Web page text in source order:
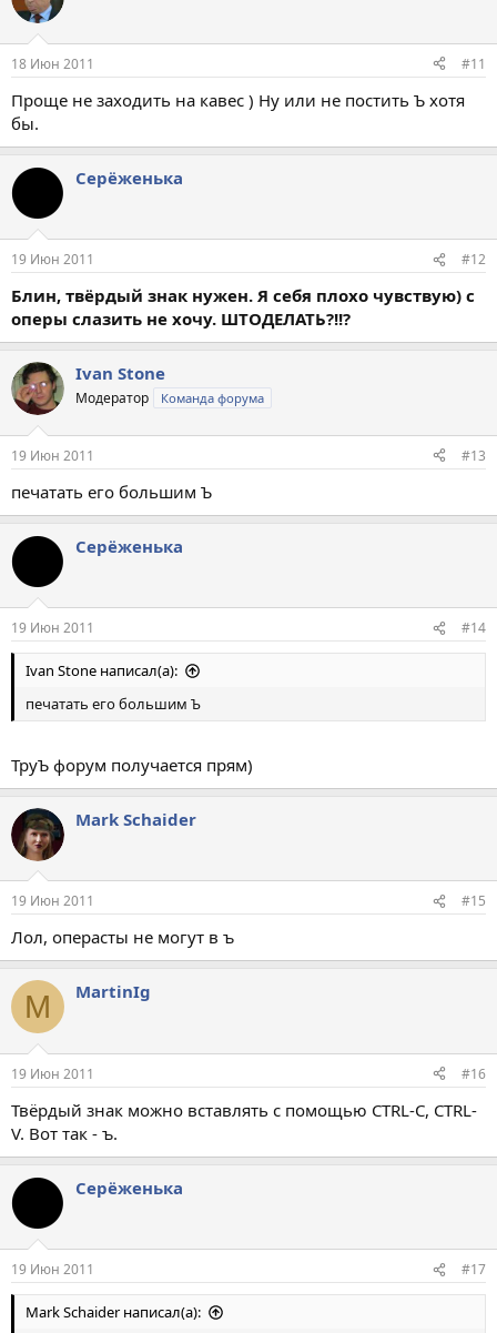
18 Июн 2011 #11
Проще не заходить на кавес ) Ну или не постить Ъ хотя
бы.
Серёженька
19 Июн 2011 #12
Блин, твёрдый знак нужен. Я себя плохо чувствую) с
оперы слазить не хочу. ШТОДЕЛАТЬ?!!?
Ivan Stone
Модератор Команда форума
19 Июн 2011 #13
печатать его большим Ъ
Серёженька
19 Июн 2011 #14
Ivan Stone написал(а):
печатать его большим Ъ
ТруЪ форум получается прям)
Mark Schaider
19 Июн 2011 #15
Лол, операсты не могут в ъ
M MartinIg
19 Июн 2011 #16
Твёрдый знак можно вставлять с помощью CTRL-C, CTRL-
V. Вот так - ъ.
Серёженька
19 Июн 2011 #17
Mark Schaider написал(а):